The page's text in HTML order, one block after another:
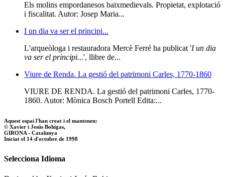
Els molins empordanesos baixmedievals. Propietat, explotació
i fiscalitat. Autor: Josep Maria...
I un dia va ser el principi...
L'arqueòloga i restauradora Mercè Ferré ha publicat 'I un dia
va ser el principi...', llibre de...
Viure de Renda. La gestió del patrimoni Carles, 1770-1860
VIURE DE RENDA. La gestió del patrimoni Carles, 1770-
1860. Autor: Mònica Bosch Portell Edita:...
Aquest espai l'han creat i el mantenen:
© Xavier i Jesús Bohigas,
GIRONA - Catalunya
Iniciat el 14 d'octubre de 1998
Selecciona Idioma